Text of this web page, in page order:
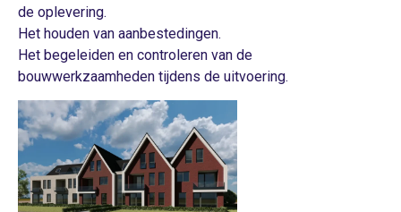
de oplevering.
Het houden van aanbestedingen.
Het begeleiden en controleren van de
bouwwerkzaamheden tijdens de uitvoering.